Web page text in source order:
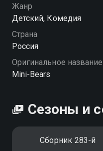
детской площадке
Жанр
Детский, Комедия
Страна
Россия
Оригинальное название
Mini-Bears
Сезоны и
Сборник 283-й